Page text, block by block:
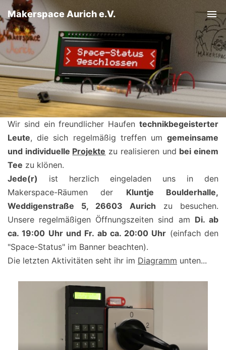
Makerspace Aurich e.V.
Wir sind ein freundlicher Haufen technikbegeisterter
Leute, die sich regelmäßig treffen um gemeinsame
und individuelle Projekte zu realisieren und bei einem
Tee zu klönen.
Jede(r) ist herzlich eingeladen uns in den
Makerspace-Räumen der Kluntje Boulderhalle,
Weddigenstraße 5, 26603 Aurich zu besuchen.
Unsere regelmäßigen Öffnungszeiten sind am Di. ab
ca. 19:00 Uhr und Fr. ab ca. 20:00 Uhr (einfach den
"Space-Status" im Banner beachten).
Die letzten Aktivitäten seht ihr im Diagramm unten...